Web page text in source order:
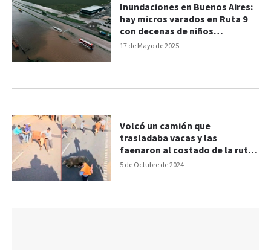
17 de Mayo de 2025
Inundaciones en Buenos Aires:
hay micros varados en Ruta 9
con decenas de niños
atrapados
5 de Octubre de 2024
Volcó un camión que
trasladaba vacas y las
faenaron al costado de la ruta
9